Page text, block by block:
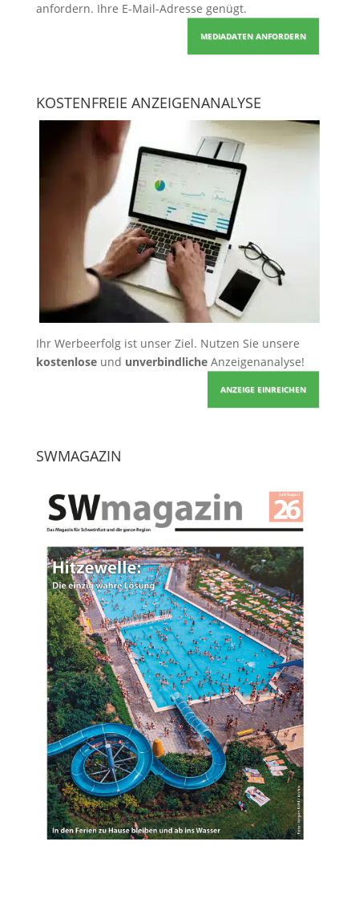
anfordern. Ihre E-Mail-Adresse genügt.
MEDIADATEN ANFORDERN
KOSTENFREIE ANZEIGENANALYSE
Ihr Werbeerfolg ist unser Ziel. Nutzen Sie unsere
kostenloseund unverbindlicheAnzeigenanalyse!
ANZEIGE EINREICHEN
SWMAGAZIN